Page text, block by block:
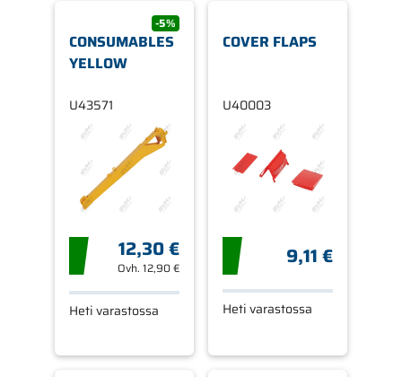
-5%
CONSUMABLES
YELLOW
U43571
12,30 €
Ovh. 12,90 €
Heti varastossa
COVER FLAPS
U40003
9,11 €
Heti varastossa